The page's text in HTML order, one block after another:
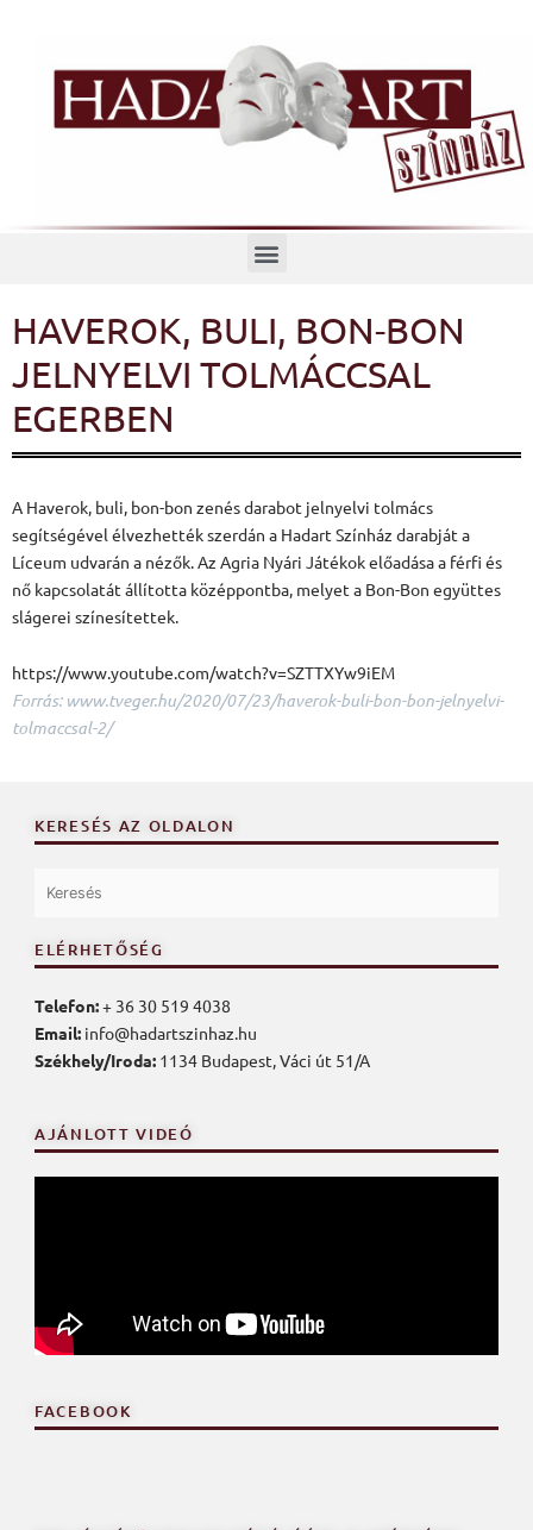
Menü
HAVEROK, BULI, BON-BON
JELNYELVI TOLMÁCCSAL
EGERBEN
A Haverok, buli, bon-bon zenés darabot jelnyelvi tolmács
segítségével élvezhették szerdán a Hadart Színház darabját a
Líceum udvarán a nézők. Az Agria Nyári Játékok előadása a férfi és
nő kapcsolatát állította középpontba, melyet a Bon-Bon együttes
slágerei színesítettek.
https://www.youtube.com/watch?v=SZTTXYw9iEM
Forrás: www.tveger.hu/2020/07/23/haverok-buli-bon-bon-jelnyelvi-
tolmaccsal-2/
KERESÉS AZ OLDALON
ELÉRHETŐSÉG
Telefon:+ 36 30 519 4038
Email: info@hadartszinhaz.hu
Székhely/Iroda: 1134 Budapest, Váci út 51/A
AJÁNLOTT VIDEÓ
FACEBOOK